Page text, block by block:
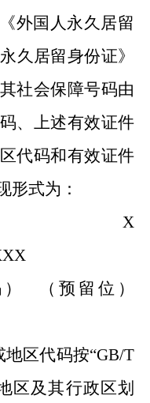
外国人永久居留
久居留身份证》
社会保障号码由
、 上述有效证件
代码和有效证件
形式为：
X
） （预留位）
）
地区代码按“GB/T
区及其行政区划